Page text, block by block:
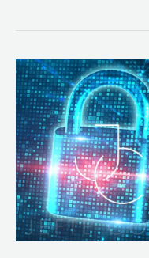
Prática:
Desenvolvimento,
Segurança
e
Operações